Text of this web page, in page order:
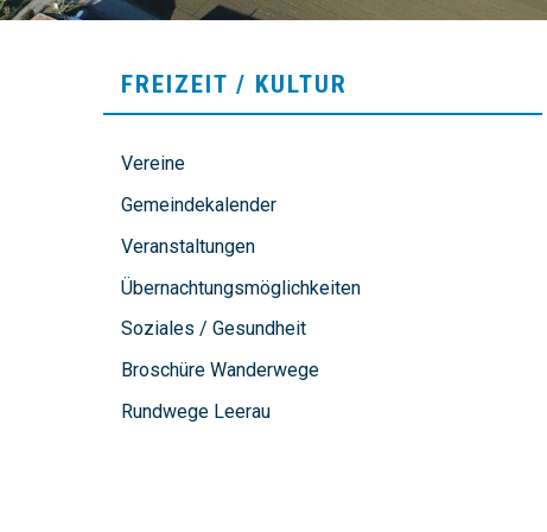
SUBNAVIGATION
FREIZEIT / KULTUR
Vereine
Gemeindekalender
Veranstaltungen
Übernachtungsmöglichkeiten
Soziales / Gesundheit
Broschüre Wanderwege
Rundwege Leerau